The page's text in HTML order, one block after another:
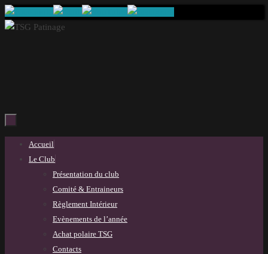
Passer
au
Passer
Accueil
Le Club
Présentation du club
Comité & Entraineurs
Règlement Intérieur
Evènements de l’année
Achat polaire TSG
Contacts